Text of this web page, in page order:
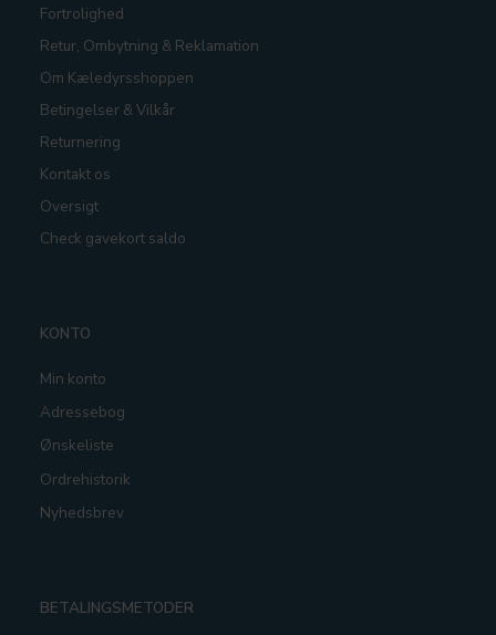
Fortrolighed
Retur, Ombytning & Reklamation
Om Kæledyrsshoppen
Betingelser & Vilkår
Returnering
Kontakt os
Oversigt
Check gavekort saldo
KONTO
Min konto
Adressebog
Ønskeliste
Ordrehistorik
Nyhedsbrev
BETALINGSMETODER